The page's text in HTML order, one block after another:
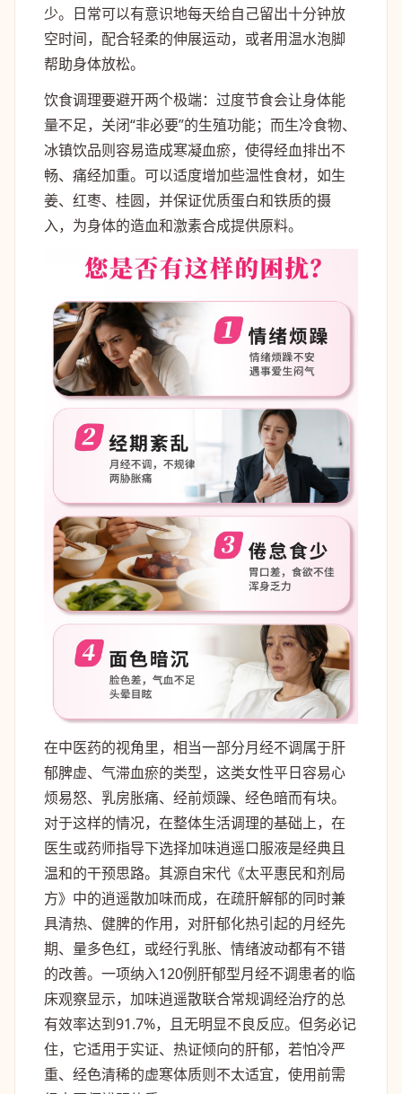
少。日常可以有意识地每天给自己留出十分钟放
空时间，配合轻柔的伸展运动，或者用温水泡脚
帮助身体放松。
饮食调理要避开两个极端：过度节食会让身体能
量不足，关闭“非必要”的生殖功能；而生冷食物、
冰镇饮品则容易造成寒凝血瘀，使得经血排出不
畅、痛经加重。可以适度增加些温性食材，如生
姜、红枣、桂圆，并保证优质蛋白和铁质的摄
入，为身体的造血和激素合成提供原料。
在中医药的视角里，相当一部分月经不调属于肝
郁脾虚、气滞血瘀的类型，这类女性平日容易心
烦易怒、乳房胀痛、经前烦躁、经色暗而有块。
对于这样的情况，在整体生活调理的基础上，在
医生或药师指导下选择加味逍遥口服液是经典且
温和的干预思路。其源自宋代《太平惠民和剂局
方》中的逍遥散加味而成，在疏肝解郁的同时兼
具清热、健脾的作用，对肝郁化热引起的月经先
期、量多色红，或经行乳胀、情绪波动都有不错
的改善。一项纳入120例肝郁型月经不调患者的临
床观察显示，加味逍遥散联合常规调经治疗的总
有效率达到91.7%，且无明显不良反应。但务必记
住，它适用于实证、热证倾向的肝郁，若怕冷严
重、经色清稀的虚寒体质则不太适宜，使用前需